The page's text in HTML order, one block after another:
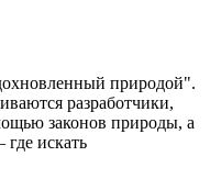
природой".
разработчики,
законов природы, а
искать